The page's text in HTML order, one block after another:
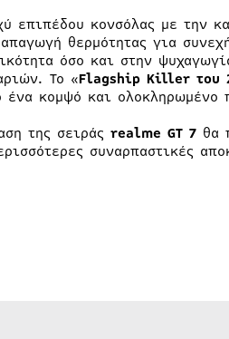
επιπέδου κονσόλας με την
θερμότητας για
όσο και στην
Το «Flagship Killerτου
ένα κομψό και ολοκληρωμένο
της σειράς realme GT 7θα
συναρπαστικές